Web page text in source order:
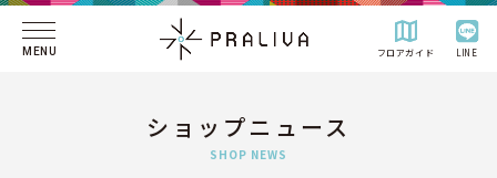
MENU フロアガイド LINE
ショップニュース
SHOP NEWS